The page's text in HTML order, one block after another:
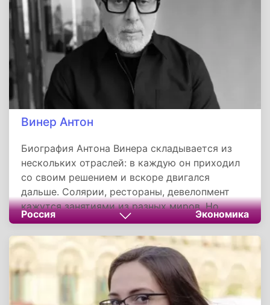
Винер Антон
Биография Антона Винера складывается из
нескольких отраслей: в каждую он приходил
со своим решением и вскоре двигался
дальше. Солярии, рестораны, девелопмент
кажутся занятиями из разных миров. Но
логика везде одна. Он брался за то, чего на
рынке ещё не было, и оказывался там раньше
других.
Россия Экономика